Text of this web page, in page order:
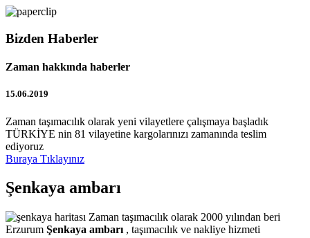
Bizden Haberler
Zaman hakkında haberler
15.06.2019
Zaman taşımacılık olarak yeni vilayetlere çalışmaya başladık
TÜRKİYE nin 81 vilayetine kargolarınızı zamanında teslim
ediyoruz
Buraya Tıklayınız
Şenkaya ambarı
Zaman taşımacılık olarak 2000 yılından beri
Erzurum Şenkaya ambarı , taşımacılık ve nakliye hizmeti